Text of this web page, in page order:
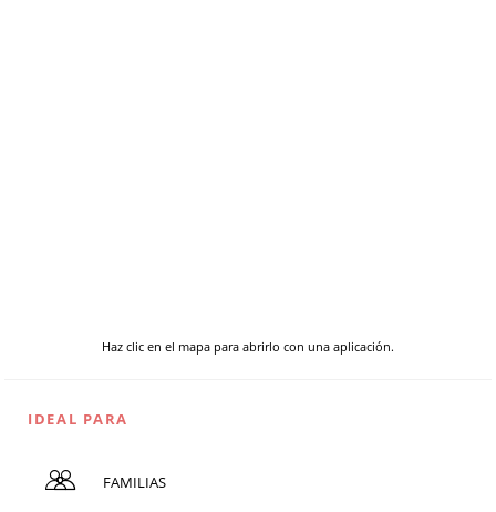
Haz clic en el mapa para abrirlo con una aplicación.
IDEAL PARA
FAMILIAS